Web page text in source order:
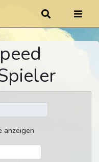
anzeigen